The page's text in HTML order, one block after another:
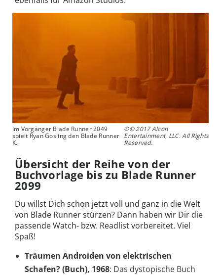
Im Vorgänger Blade Runner 2049
spielt Ryan Gosling den Blade Runner
K.
©© 2017 Alcon
Entertainment, LLC. All Rights
Reserved.
Übersicht der Reihe von der
Buchvorlage bis zu Blade Runner
2099
Du willst Dich schon jetzt voll und ganz in die Welt
von Blade Runner stürzen? Dann haben wir Dir die
passende Watch- bzw. Readlist vorbereitet. Viel
Spaß!
Träumen Androiden von elektrischen
Schafen? (Buch), 1968: Das dystopische Buch